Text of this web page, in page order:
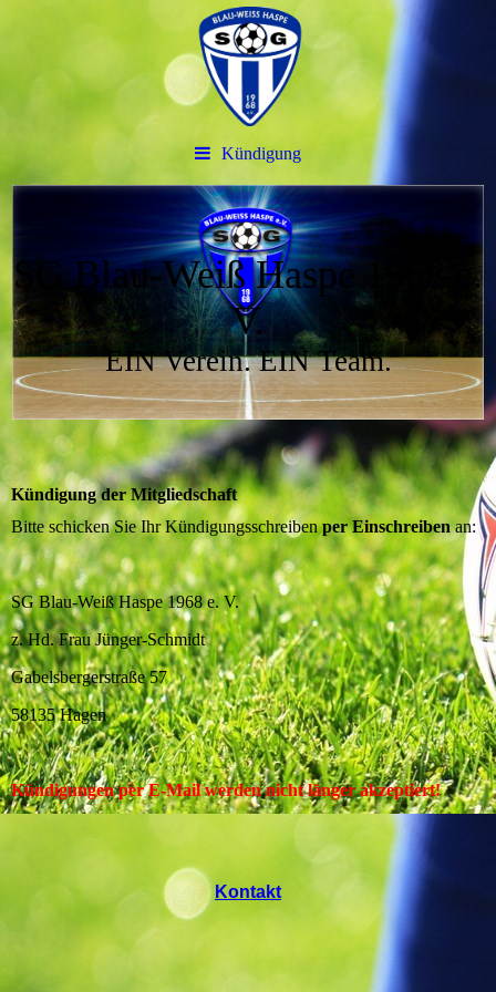
Kündigung
SG Blau-Weiß Haspe 1968 e.
V.
EIN Verein. EIN Team.
Kündigung der Mitgliedschaft
Bitte schicken Sie Ihr Kündigungsschreibenper Einschreibenan:
SG Blau-Weiß Haspe 1968 e. V.
z. Hd. Frau Jünger-Schmidt
Gabelsbergerstraße 57
58135 Hagen
Kündigungen per E-Mail werden nicht länger akzeptiert!
Kontakt